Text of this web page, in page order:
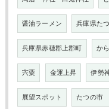
醤油ラーメン 兵庫県た
兵庫県赤穂郡上郡町 か
宍粟 金運上昇 伊勢
展望スポット たつの市